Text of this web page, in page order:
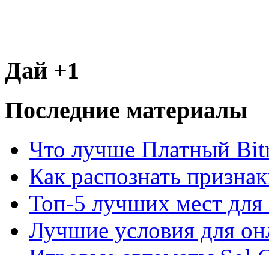
Дай +1
Последние материалы
Что лучше Платный
Как распознать
Топ-5 лучших мест для
Лучшие условия для